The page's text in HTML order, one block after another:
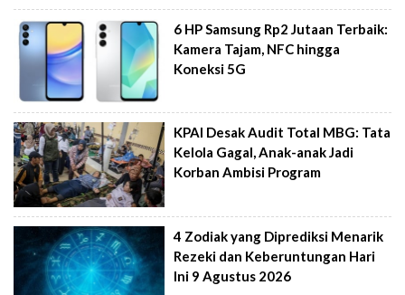
6 HP Samsung Rp2 Jutaan Terbaik:
Kamera Tajam, NFC hingga
Koneksi 5G
KPAI Desak Audit Total MBG: Tata
Kelola Gagal, Anak-anak Jadi
Korban Ambisi Program
4 Zodiak yang Diprediksi Menarik
Rezeki dan Keberuntungan Hari
Ini 9 Agustus 2026